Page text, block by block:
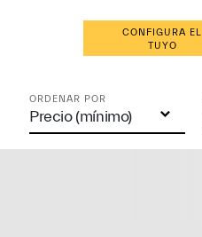
CONFIGURA EL
TUYO
ORDENAR POR
Precio (mínimo)